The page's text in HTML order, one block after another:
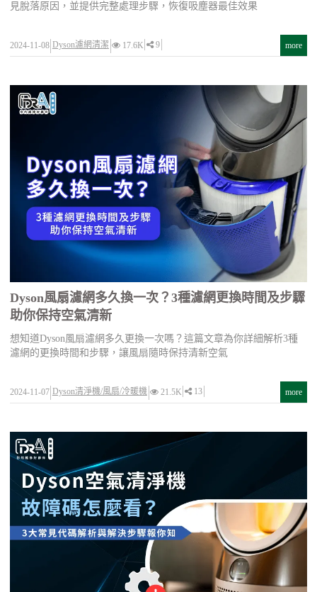
見脫落原因，並提供完整處理步驟，恢復吸塵器最佳效果
2024-11-08 Dyson濾網清潔 17.6K 9 more
Dyson風扇濾網多久換一次？3種濾網更換時間及步驟
助你保持空氣清新
想知道Dyson風扇濾網多久更換一次嗎？這篇文章為你詳細解析3種
濾網的更換時間和步驟，讓風扇隨時保持清新空氣
2024-11-07 Dyson清淨機/風扇/冷暖機 21.5K 13 more